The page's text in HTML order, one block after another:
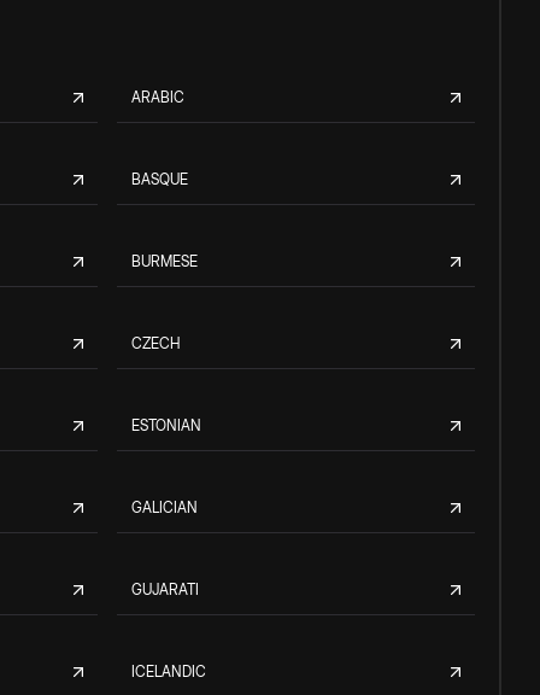
ARABIC
BASQUE
BURMESE
CZECH
ESTONIAN
GALICIAN
GUJARATI
ICELANDIC